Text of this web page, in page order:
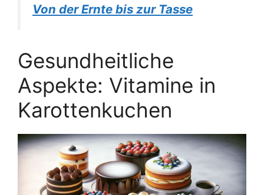
Von der Ernte bis zur Tasse
Gesundheitliche
Aspekte: Vitamine in
Karottenkuchen